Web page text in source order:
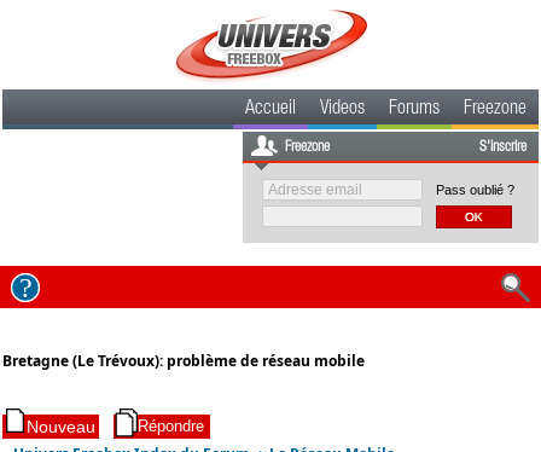
Accueil Videos Forums Freezone
Freezone S'inscrire
Pass oublié ?
Bretagne (Le Trévoux): problème de réseau mobile